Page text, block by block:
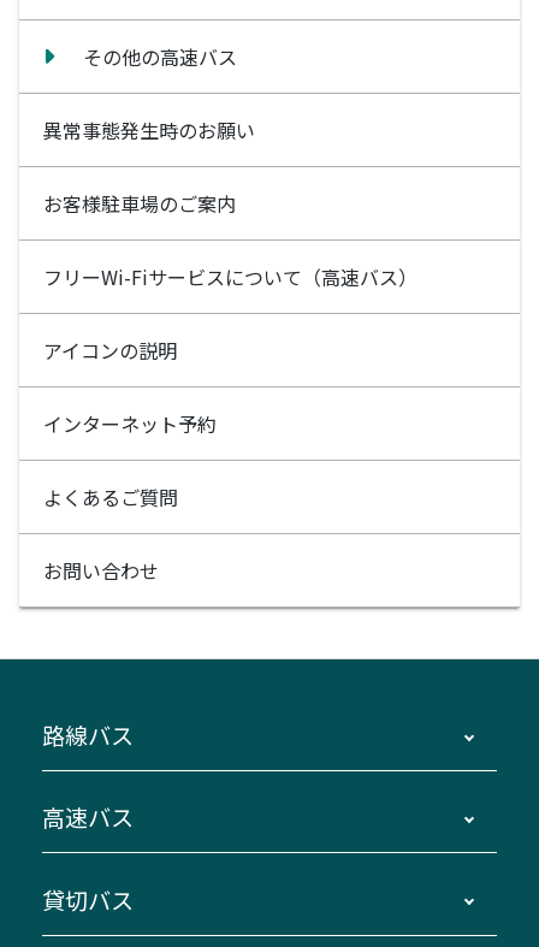
その他の高速バス
異常事態発生時のお願い
お客様駐車場のご案内
フリーWi-Fiサービスについて（高速バス）
アイコンの説明
インターネット予約
よくあるご質問
お問い合わせ
路線バス
主要停留所案内図・時刻表
路線バスのご利用方法
高速バス
南紀・VISON～横浜・東京・埼玉
貸切バス